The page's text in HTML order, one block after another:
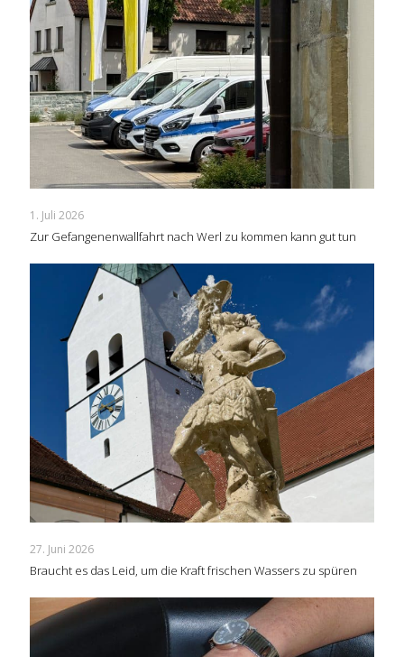
1. Juli 2026
Zur Gefangenenwallfahrt nach Werl zu kommen kann gut tun
27. Juni 2026
Braucht es das Leid, um die Kraft frischen Wassers zu spüren